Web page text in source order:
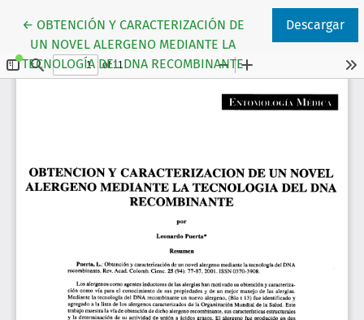
← Volver a los detalles del artículo
OBTENCIÓN Y CARACTERIZACIÓN DE
UN NOVEL ALERGENO MEDIANTE LA
TECNOLOGÍA DEL DNA RECOMBINANTE
Descargar